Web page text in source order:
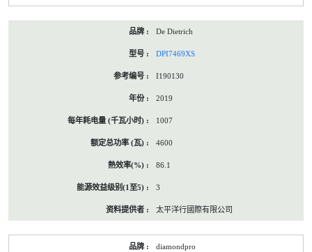
De Dietrich
DPI7469XS
I190130
2019
1007
4600
86.1
3
太平洋行國際有限公司
diamondpro